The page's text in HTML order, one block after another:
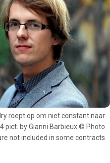
roept op om niet constant naar
pict. by Gianni Barbieux © Photo
not included in some contracts